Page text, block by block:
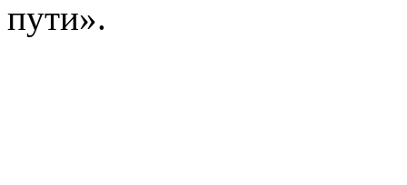
пути».